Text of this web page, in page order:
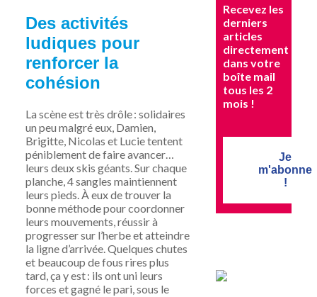
Des activités
ludiques pour
renforcer la
cohésion
La scène est très drôle : solidaires
un peu malgré eux, Damien,
Brigitte, Nicolas et Lucie tentent
péniblement de faire avancer…
leurs deux skis géants. Sur chaque
planche, 4 sangles maintiennent
leurs pieds. À eux de trouver la
bonne méthode pour coordonner
leurs mouvements, réussir à
progresser sur l’herbe et atteindre
la ligne d’arrivée. Quelques chutes
et beaucoup de fous rires plus
tard, ça y est : ils ont uni leurs
forces et gagné le pari, sous le
Recevez les
derniers
articles
directement
dans votre
boîte mail
tous les 2
mois !
Je
m'abonne
!